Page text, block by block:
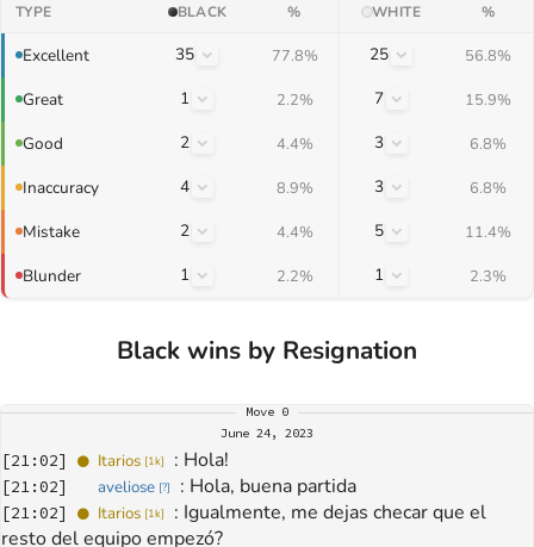
TYPE BLACK % WHITE %
Excellent 35 77.8% 25 56.8%
Great 1 2.2% 7 15.9%
Good 2 4.4% 3 6.8%
Inaccuracy 4 8.9% 3 6.8%
Mistake 2 4.4% 5 11.4%
Blunder 1 2.2% 1 2.3%
Black wins by Resignation
Move 0
June 24, 2023
[21:02] Itarios [1k] : Hola!
[21:02] aveliose [?] : Hola, buena partida
[21:02] Itarios [1k] : Igualmente, me dejas checar que el
resto del equipo empezó?